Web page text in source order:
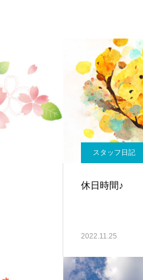
スタッフ日記
休日時間♪
2022.11.25